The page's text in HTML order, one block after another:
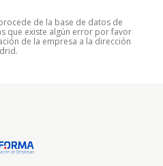
de la base de datos de
que existe algún error por favor
de la empresa a la dirección